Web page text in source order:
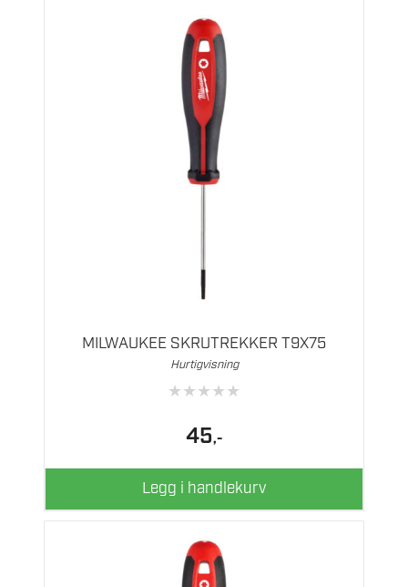
MILWAUKEE SKRUTREKKER T9X75
Hurtigvisning
★★★★★
45,-
Legg i handlekurv